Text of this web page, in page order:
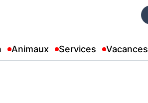
Animaux Services Vacances